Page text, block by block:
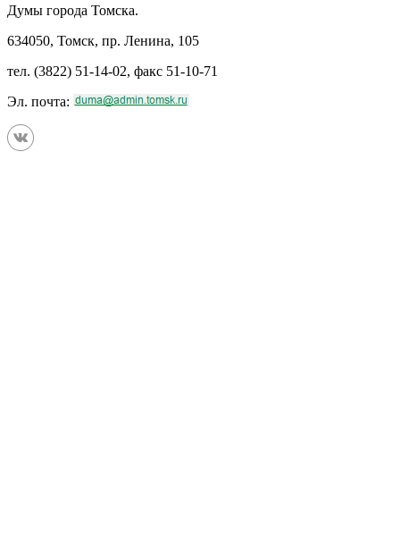
Думы города Томска.
634050, Томск, пр. Ленина, 105
тел. (3822) 51-14-02, факс 51-10-71
Эл. почта: